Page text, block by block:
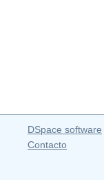
DSpace software
Contacto